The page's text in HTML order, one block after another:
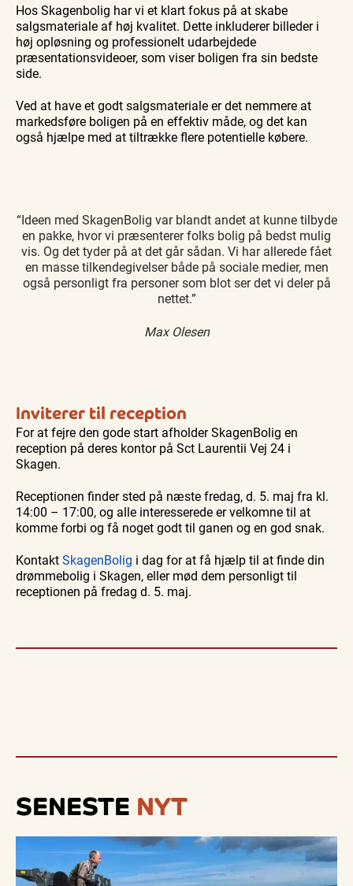
Hos Skagenbolig har vi et klart fokus på at skabe
salgsmateriale af høj kvalitet. Dette inkluderer billeder i
høj opløsning og professionelt udarbejdede
præsentationsvideoer, som viser boligen fra sin bedste
side.
Ved at have et godt salgsmateriale er det nemmere at
markedsføre boligen på en effektiv måde, og det kan
også hjælpe med at tiltrække flere potentielle købere.
“Ideen med SkagenBolig var blandt andet at kunne tilbyde
en pakke, hvor vi præsenterer folks bolig på bedst mulig
vis. Og det tyder på at det går sådan. Vi har allerede fået
en masse tilkendegivelser både på sociale medier, men
også personligt fra personer som blot ser det vi deler på
nettet.”
Max Olesen
Inviterer til reception
For at fejre den gode start afholder SkagenBolig en
reception på deres kontor på Sct Laurentii Vej 24 i
Skagen.
Receptionen finder sted på næste fredag, d. 5. maj fra kl.
14:00 – 17:00, og alle interesserede er velkomne til at
komme forbi og få noget godt til ganen og en god snak.
KontaktSkagenBolig i dag for at få hjælp til at finde din
drømmebolig i Skagen, eller mød dem personligt til
receptionen på fredag d. 5. maj.
SENESTE NYT